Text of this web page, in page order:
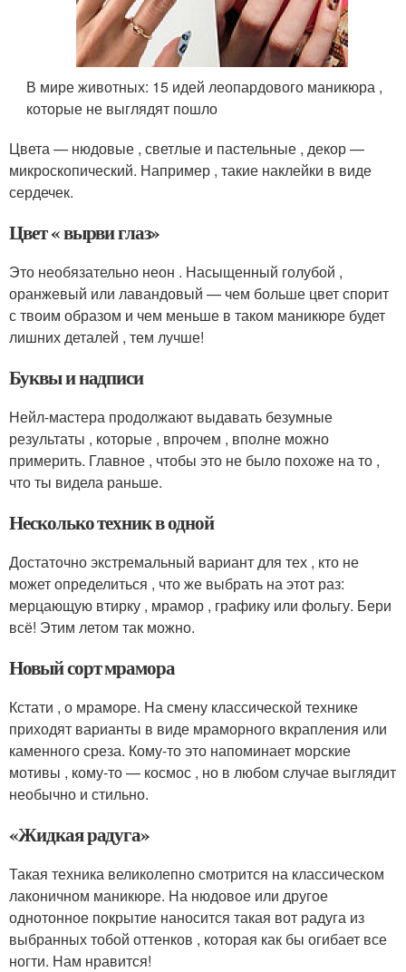
В мире животных: 15 идей леопардового маникюра ,
которые не выглядят пошло
Цвета — нюдовые , светлые и пастельные , декор —
микроскопический. Например , такие наклейки в виде
сердечек.
Цвет « вырви глаз»
Это необязательно неон . Насыщенный голубой ,
оранжевый или лавандовый — чем больше цвет спорит
с твоим образом и чем меньше в таком маникюре будет
лишних деталей , тем лучше!
Буквы и надписи
Нейл-мастера продолжают выдавать безумные
результаты , которые , впрочем , вполне можно
примерить. Главное , чтобы это не было похоже на то ,
что ты видела раньше.
Несколько техник в одной
Достаточно экстремальный вариант для тех , кто не
может определиться , что же выбрать на этот раз:
мерцающую втирку , мрамор , графику или фольгу. Бери
всё! Этим летом так можно.
Новый сорт мрамора
Кстати , о мраморе. На смену классической технике
приходят варианты в виде мраморного вкрапления или
каменного среза. Кому-то это напоминает морские
мотивы , кому-то — космос , но в любом случае выглядит
необычно и стильно.
«Жидкая радуга»
Такая техника великолепно смотрится на классическом
лаконичном маникюре. На нюдовое или другое
однотонное покрытие наносится такая вот радуга из
выбранных тобой оттенков , которая как бы огибает все
ногти. Нам нравится!